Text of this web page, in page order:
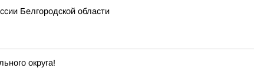
Белгородской области
округа!